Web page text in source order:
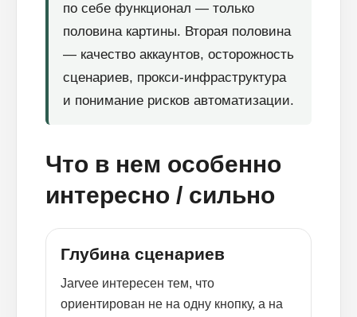
по себе функционал — только
половина картины. Вторая половина
— качество аккаунтов, осторожность
сценариев, прокси-инфраструктура
и понимание рисков автоматизации.
Что в нем особенно
интересно / сильно
Глубина сценариев
Jarvee интересен тем, что
ориентирован не на одну кнопку, а на